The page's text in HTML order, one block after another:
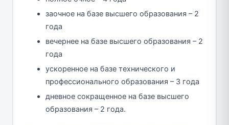
заочное на базе высшего образования – 2
года
вечернее на базе высшего образования – 2
года
ускоренное на базе технического и
профессионального образования – 3 года
дневное сокращенное на базе высшего
образования – 2 года.